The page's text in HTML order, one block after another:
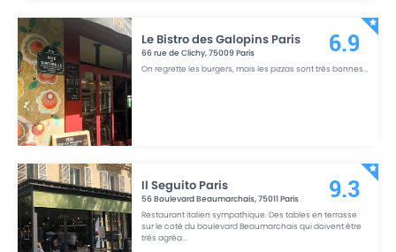
Le Bistro des Galopins Paris
66 rue de Clichy,75009 Paris
On regrette les burgers, mais les pizzas sont très bonnes...
6.9
Il Seguito Paris
56 Boulevard Beaumarchais,75011Paris
Restaurant italien sympathique. Des tables en terrasse
sur le coté du boulevard Beaumarchais qui doivent être
trés agréa...
9.3